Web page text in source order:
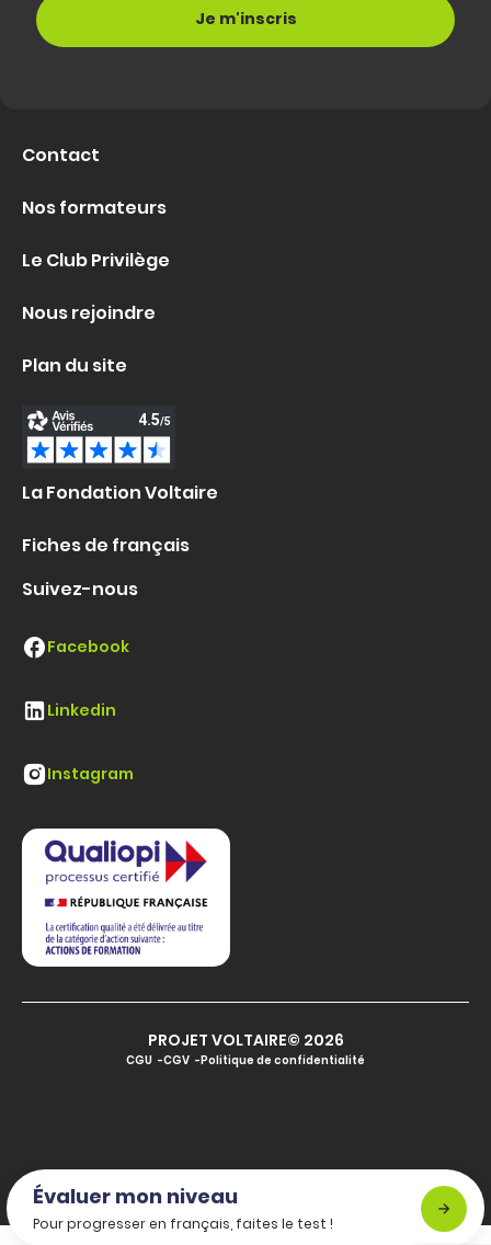
Évaluer mon niveau
Pour progresser en français, faites le test !
Contact
Nos formateurs
Le Club Privilège
Nous rejoindre
Plan du site
La Fondation Voltaire
Fiches de français
Suivez-nous
Facebook
Linkedin
Instagram
PROJET VOLTAIRE© 2026
CGU CGV Politique de confidentialité